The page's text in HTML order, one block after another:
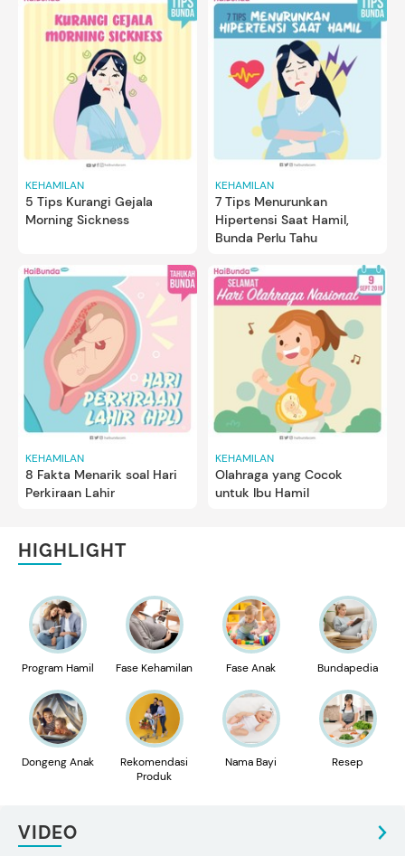
KEHAMILAN
5 Tips Kurangi Gejala
Morning Sickness
KEHAMILAN
7 Tips Menurunkan
Hipertensi Saat Hamil,
Bunda Perlu Tahu
KEHAMILAN
8 Fakta Menarik soal Hari
Perkiraan Lahir
KEHAMILAN
Olahraga yang Cocok
untuk Ibu Hamil
HIGHLIGHT
Program Hamil Fase Kehamilan Fase Anak Bundapedia
Dongeng Anak
Rekomendasi
Produk
Nama Bayi Resep
VIDEO